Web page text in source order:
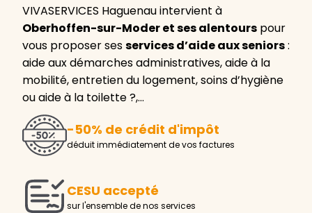
VIVASERVICES Haguenau intervient à
Oberhoffen-sur-Moder et ses alentours pour
vous proposer sesservices d’aide aux seniors:
aide aux démarches administratives, aide à la
mobilité, entretien du logement, soins d’hygiène
ou aide à la toilette ?,…
-50% de crédit d'impôt
déduit immédiatement de vos factures
CESU accepté
sur l'ensemble de nos services